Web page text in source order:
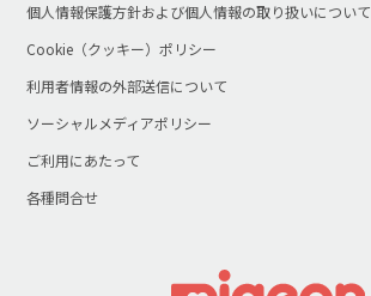
個人情報保護方針および個人情報の取り扱いについて
Cookie（クッキー）ポリシー
利用者情報の外部送信について
ソーシャルメディアポリシー
ご利用にあたって
各種問合せ